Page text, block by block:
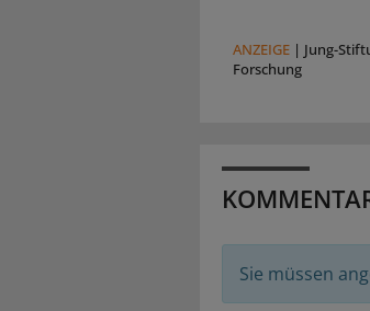
ANZEIGE | Jung-
Forschung
Sie müssen